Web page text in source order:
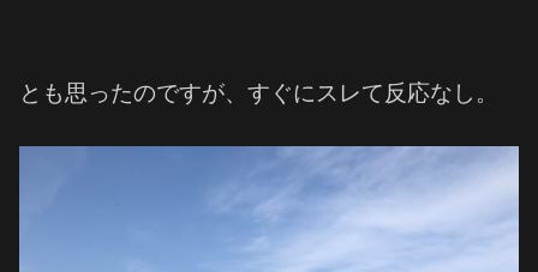
とも思ったのですが、すぐにスレて反応なし。